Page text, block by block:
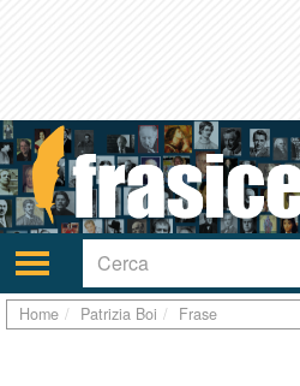
Attiva/disattiva
navigazione
Home Patrizia Boi Frase